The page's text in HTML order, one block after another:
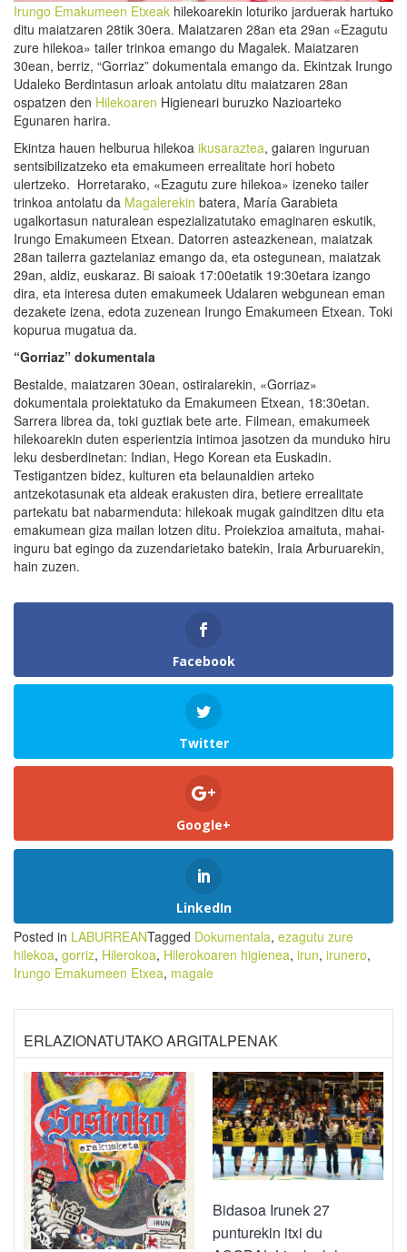
Irungo Emakumeen Etxeak hilekoarekin loturiko jarduerak hartuko
ditu maiatzaren 28tik 30era. Maiatzaren 28an eta 29an «Ezagutu
zure hilekoa» tailer trinkoa emango du Magalek. Maiatzaren
30ean, berriz, “Gorriaz” dokumentala emango da. Ekintzak Irungo
Udaleko Berdintasun arloak antolatu ditu maiatzaren 28an
ospatzen den Hilekoaren Higieneari buruzko Nazioarteko
Egunaren harira.
Ekintza hauen helburua hilekoa ikusaraztea, gaiaren inguruan
sentsibilizatzeko eta emakumeen errealitate hori hobeto
ulertzeko. Horretarako, «Ezagutu zure hilekoa» izeneko tailer
trinkoa antolatu da Magalerekin batera, María Garabieta
ugalkortasun naturalean espezializatutako emaginaren eskutik,
Irungo Emakumeen Etxean. Datorren asteazkenean, maiatzak
28an tailerra gaztelaniaz emango da, eta ostegunean, maiatzak
29an, aldiz, euskaraz. Bi saioak 17:00etatik 19:30etara izango
dira, eta interesa duten emakumeek Udalaren webgunean eman
dezakete izena, edota zuzenean Irungo Emakumeen Etxean. Toki
kopurua mugatua da.
“Gorriaz” dokumentala
Bestalde, maiatzaren 30ean, ostiralarekin, «Gorriaz»
dokumentala proiektatuko da Emakumeen Etxean, 18:30etan.
Sarrera librea da, toki guztiak bete arte. Filmean, emakumeek
hilekoarekin duten esperientzia intimoa jasotzen da munduko hiru
leku desberdinetan: Indian, Hego Korean eta Euskadin.
Testigantzen bidez, kulturen eta belaunaldien arteko
antzekotasunak eta aldeak erakusten dira, betiere errealitate
partekatu bat nabarmenduta: hilekoak mugak gainditzen ditu eta
emakumean giza mailan lotzen ditu. Proiekzioa amaituta, mahai-
inguru bat egingo da zuzendarietako batekin, Iraia Arburuarekin,
hain zuzen.
Facebook
Twitter
Google+
LinkedIn
Posted in LABURREANTagged Dokumentala, ezagutu zure
hilekoa, gorriz, Hilerokoa, Hilerokoaren higienea, irun, irunero,
Irungo Emakumeen Etxea, magale
ERLAZIONATUTAKO ARGITALPENAK
Bidasoa Irunek 27
punturekin itxi du